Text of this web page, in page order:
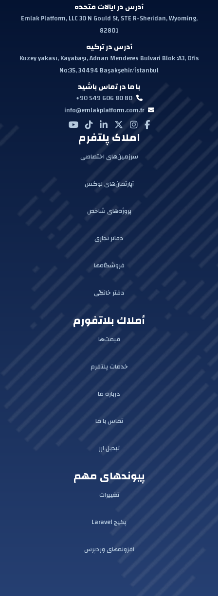
آدرس در ایالات متحده
Emlak Platform, LLC 30 N Gould St, STE R-Sheridan, Wyoming,
82801
آدرس در ترکیه
Kuzey yakası, Kayabaşı, Adnan Menderes Bulvari Blok :A3, Ofis
No:35, 34494 Başakşehir/İstanbul
با ما در تماس باشید
+90 549 606 80 80
info@emlakplatform.com.tr
املاک پلتفرم
سرزمین‌های اختصاصی
آپارتمان‌های لوکس
پروژه‌های شاخص
دفاتر تجاری
فروشگاه‌ها
دفتر خانگی
أملاك بلاتفورم
قیمت‌ها
خدمات پلتفرم
درباره ما
تماس با ما
تبدیل ارز
پیوندهای مهم
تغییرات
پکیج Laravel
افزونه‌های وردپرس